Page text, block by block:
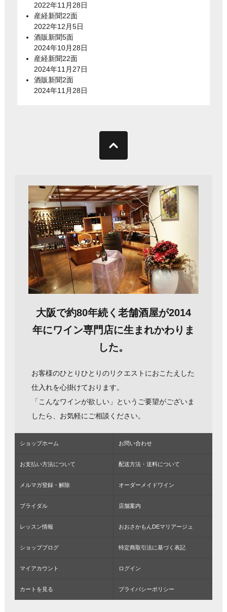
2022年11月28日
産経新聞22面
2022年12月5日
酒販新聞5面
2024年10月28日
産経新聞22面
2024年11月27日
酒販新聞2面
2024年11月28日
大阪で約80年続く老舗酒屋が2014
年にワイン専門店に生まれかわりま
した。
お客様のひとりひとりのリクエストにおこたえした
仕入れを心掛けております。
「こんなワインが欲しい」というご要望がございま
したら、お気軽にご相談ください。
ショップホーム お問い合わせ
お支払い方法について 配送方法・送料について
メルマガ登録・解除 オーダーメイドワイン
ブライダル 店舗案内
レッスン情報 おおさかもんDEマリアージュ
ショップブログ 特定商取引法に基づく表記
マイアカウント ログイン
カートを見る プライバシーポリシー